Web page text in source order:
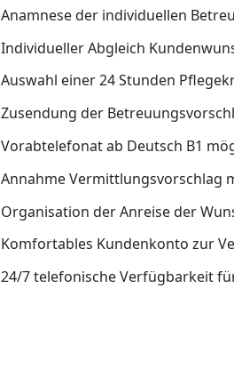
Anamnese der individuellen
Individueller Abgleich
Auswahl einer 24 Stunden
Zusendung der
Vorabtelefonat ab Deutsch B1
Annahme Vermittlungsvorschlag
Organisation der Anreise der
Komfortables Kundenkonto zur
24/7 telefonische Verfügbarkeit